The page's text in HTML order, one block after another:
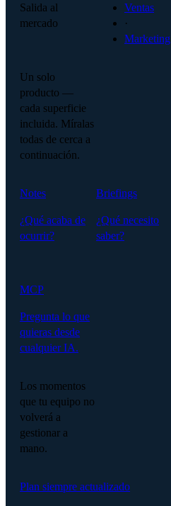
Salida al
mercado
Ventas
·
Marketing
Un solo
producto —
cada superficie
incluida. Míralas
todas de cerca a
continuación.
Notes
¿Qué acaba de
ocurrir?
Briefings
¿Qué necesito
saber?
MCP
Pregunta lo que
quieras desde
cualquier IA.
Los momentos
que tu equipo no
volverá a
gestionar a
mano.
Plan siempre actualizado